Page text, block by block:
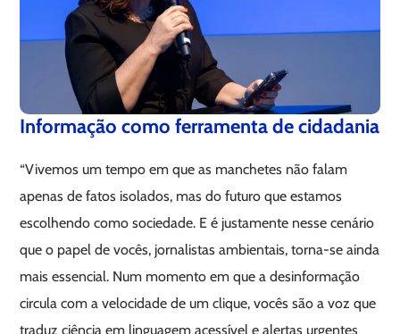
Informação como ferramenta de cidadania
“Vivemos um tempo em que as manchetes não falam
apenas de fatos isolados, mas do futuro que estamos
escolhendo como sociedade. E é justamente nesse cenário
que o papel de vocês, jornalistas ambientais, torna-se ainda
mais essencial. Num momento em que a desinformação
circula com a velocidade de um clique, vocês são a voz que
traduz ciência em linguagem acessível e alertas urgentes